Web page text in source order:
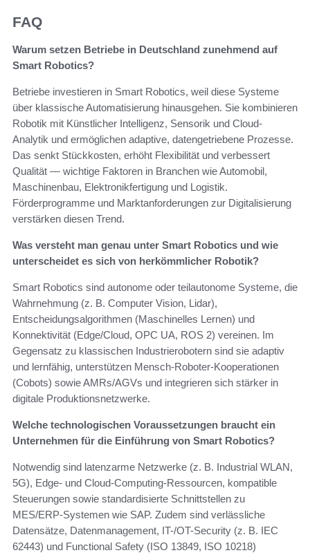
FAQ
Warum setzen Betriebe in Deutschland zunehmend auf
Smart Robotics?
Betriebe investieren in Smart Robotics, weil diese Systeme
über klassische Automatisierung hinausgehen. Sie kombinieren
Robotik mit Künstlicher Intelligenz, Sensorik und Cloud-
Analytik und ermöglichen adaptive, datengetriebene Prozesse.
Das senkt Stückkosten, erhöht Flexibilität und verbessert
Qualität — wichtige Faktoren in Branchen wie Automobil,
Maschinenbau, Elektronikfertigung und Logistik.
Förderprogramme und Marktanforderungen zur Digitalisierung
verstärken diesen Trend.
Was versteht man genau unter Smart Robotics und wie
unterscheidet es sich von herkömmlicher Robotik?
Smart Robotics sind autonome oder teilautonome Systeme, die
Wahrnehmung (z. B. Computer Vision, Lidar),
Entscheidungsalgorithmen (Maschinelles Lernen) und
Konnektivität (Edge/Cloud, OPC UA, ROS 2) vereinen. Im
Gegensatz zu klassischen Industrierobotern sind sie adaptiv
und lernfähig, unterstützen Mensch-Roboter-Kooperationen
(Cobots) sowie AMRs/AGVs und integrieren sich stärker in
digitale Produktionsnetzwerke.
Welche technologischen Voraussetzungen braucht ein
Unternehmen für die Einführung von Smart Robotics?
Notwendig sind latenzarme Netzwerke (z. B. Industrial WLAN,
5G), Edge- und Cloud-Computing-Ressourcen, kompatible
Steuerungen sowie standardisierte Schnittstellen zu
MES/ERP-Systemen wie SAP. Zudem sind verlässliche
Datensätze, Datenmanagement, IT-/OT-Security (z. B. IEC
62443) und Functional Safety (ISO 13849, ISO 10218)